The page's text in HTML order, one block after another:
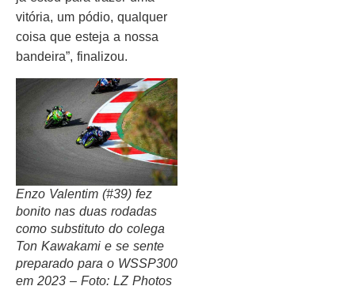
vitória, um pódio, qualquer
coisa que esteja a nossa
bandeira”, finalizou.
Enzo Valentim (#39) fez
bonito nas duas rodadas
como substituto do colega
Ton Kawakami e se sente
preparado para o WSSP300
em 2023 – Foto: LZ Photos